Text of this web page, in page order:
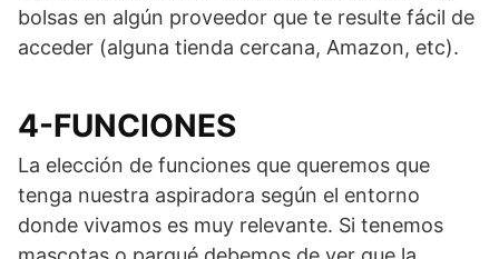
bolsas en algún proveedor que te resulte fácil de
acceder (alguna tienda cercana, Amazon, etc).
4-FUNCIONES
La elección de funciones que queremos que
tenga nuestra aspiradora según el entorno
donde vivamos es muy relevante. Si tenemos